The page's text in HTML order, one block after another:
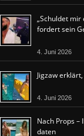
„Schuldet mir
fordert sein
4. Juni 2026
Jigzaw
4. Juni 2026
Nach Props
daten